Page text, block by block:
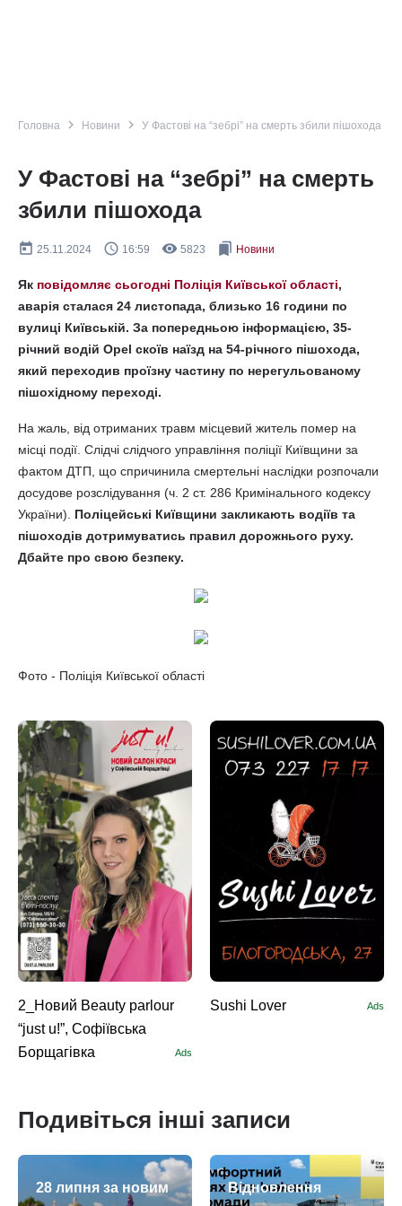
Головна navigate_next Новини navigate_next У Фастові на “зебрі” на смерть збили пішохода
У Фастові на “зебрі” на смерть
збили пішохода
today 25.11.2024 query_builder 16:59 remove_red_eye 5823 bookmarks Новини
Як повідомляє сьогодні Поліція Київської області,
аварія сталася 24 листопада, близько 16 години по
вулиці Київській. За попередньою інформацією, 35-
річний водій Opel скоїв наїзд на 54-річного пішохода,
який переходив проїзну частину по нерегульованому
пішохідному переході.
На жаль, від отриманих травм місцевий житель помер на
місці події. Слідчі слідчого управління поліції Київщини за
фактом ДТП, що спричинила смертельні наслідки розпочали
досудове розслідування (ч. 2 ст. 286 Кримінального кодексу
України). Поліцейські Київщини закликають водіїв та
пішоходів дотримуватись правил дорожнього руху.
Дбайте про свою безпеку.
Фото - Поліція Київської області
2_Новий Beauty parlour
“just u!”, Софіївська
Борщагівка
Ads
Sushi Lоver Ads
Подивіться інші записи
28 липня за новим
Відновлення